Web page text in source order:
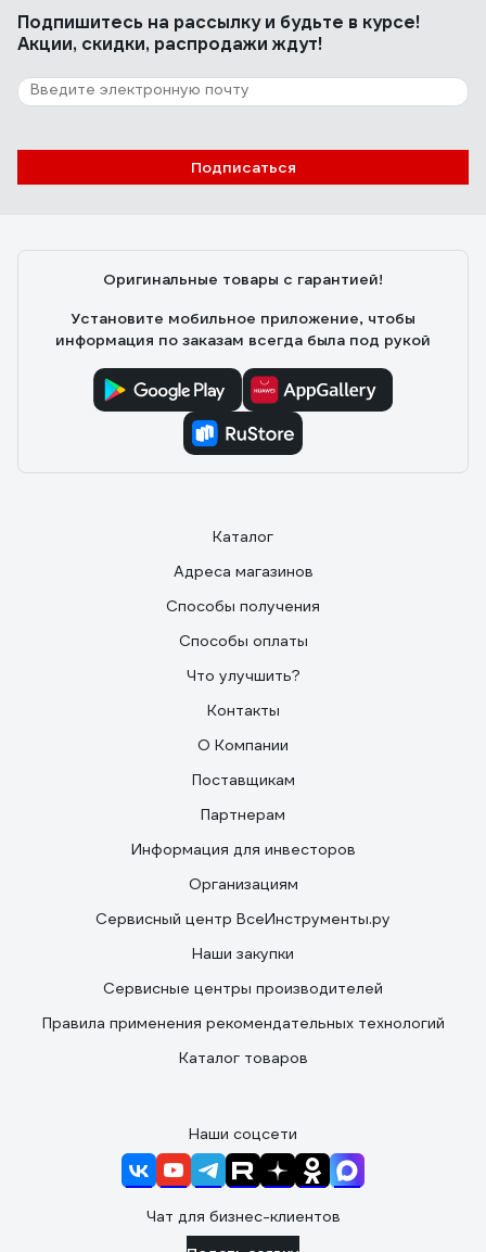
Подпишитесь на рассылкуи будьте в курсе!
Акции, скидки, распродажи ждут!
Подписаться
Оригинальные товары с гарантией!
Установите мобильное приложение, чтобы
информация по заказам всегда была под рукой
Каталог
Адреса магазинов
Способы получения
Способы оплаты
Что улучшить?
Контакты
О Компании
Поставщикам
Партнерам
Информация для инвесторов
Организациям
Сервисный центр ВсеИнструменты.ру
Наши закупки
Сервисные центры производителей
Правила применения рекомендательных технологий
Каталог товаров
Наши соцсети
Чат для бизнес-клиентов